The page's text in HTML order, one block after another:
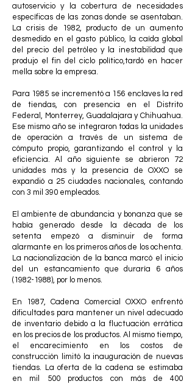
autoservicio y la cobertura de necesidades
específicas de las zonas donde se asentaban.
La crisis de 1982, producto de un aumento
desmedido en el gasto público, la caída global
del precio del petróleo y la inestabilidad que
produjo el fin del ciclo político,tardó en hacer
mella sobre la empresa.
Para 1985 se incrementó a 156 enclaves la red
de tiendas, con presencia en el Distrito
Federal, Monterrey, Guadalajara y Chihuahua.
Ese mismo año se integraron todas la unidades
de operación a través de un sistema de
cómputo propio, garantizando el control y la
eficiencia. Al año siguiente se abrieron 72
unidades más y la presencia de OXXO se
expandió a 25 ciudades nacionales, contando
con 3 mil 390 empleados.
El ambiente de abundancia y bonanza que se
había generado desde la década de los
setenta empezó a disminuir de forma
alarmante en los primeros años de los ochenta.
La nacionalización de la banca marcó el inicio
del un estancamiento que duraría 6 años
(1982-1988), por lo menos.
En 1987, Cadena Comercial OXXO enfrentó
dificultades para mantener un nivel adecuado
de inventario debido a la fluctuación errática
en los precios de los productos. Al mismo tiempo,
el encarecimiento en los costos de
construcción limitó la inauguración de nuevas
tiendas. La oferta de la cadena se estimaba
en mil 500 productos con más de 400